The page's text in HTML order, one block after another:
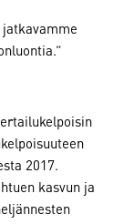
2017.
kasvun ja